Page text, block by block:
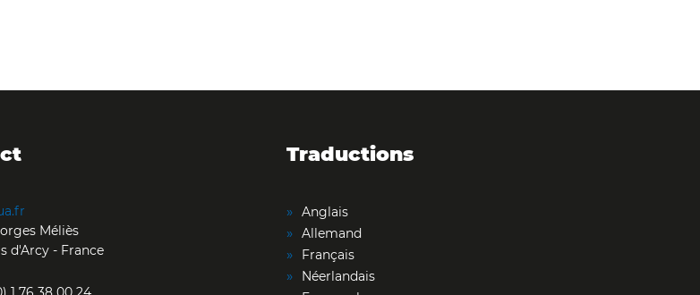
Méliès
d'Arcy - France
Traductions
Anglais
Allemand
Français
Néerlandais